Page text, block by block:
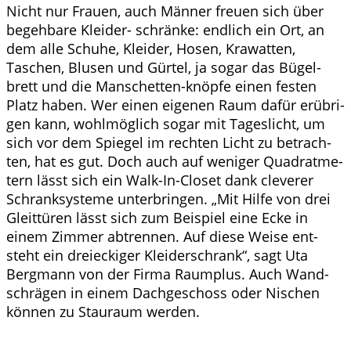
Nicht nur Frau­en, auch Män­ner freu­en sich über
begeh­ba­re Klei­der- schrän­ke: end­lich ein Ort, an
dem alle Schu­he, Klei­der, Hosen, Kra­wat­ten,
Taschen, Blu­sen und Gür­tel, ja sogar das Bügel­
brett und die Man­schet­ten-knöp­fe einen fes­ten
Platz haben. Wer einen eige­nen Raum dafür erüb­ri­
gen kann, wohl­mög­lich sogar mit Tages­licht, um
sich vor dem Spie­gel im rech­ten Licht zu betrach­
ten, hat es gut. Doch auch auf weni­ger Qua­drat­me­
tern lässt sich ein Walk-In-Clo­set dank cle­ve­rer
Schrank­sys­te­me unter­brin­gen. „Mit Hil­fe von drei
Gleit­tü­ren lässt sich zum Bei­spiel eine Ecke in
einem Zim­mer abtren­nen. Auf die­se Wei­se ent­
steht ein drei­ecki­ger Klei­der­schrank“, sagt Uta
Berg­mann von der Fir­ma Raum­p­lus. Auch Wand­
schrä­gen in einem Dach­ge­schoss oder Nischen
kön­nen zu Stau­raum werden.